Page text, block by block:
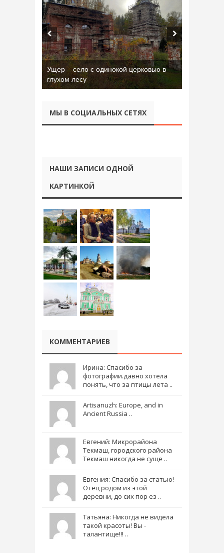
Ущер – село с одинокой церковью в
глухом лесу
МЫ В СОЦИАЛЬНЫХ СЕТЯХ
НАШИ ЗАПИСИ ОДНОЙ
КАРТИНКОЙ
КОММЕНТАРИЕВ
Ирина: Спасибо за
фотографии.давно хотела
понять, что за птицы лета ..
Artisanuzh: Europe, and in
Ancient Russia ..
Евгений: Микрорайона
Текмаш, городского района
Текмаш никогда не суще ..
Евгения: Спасибо за статью!
Отец родом из этой
деревни, до сих пор ез ..
Татьяна: Никогда не видела
такой красоты! Вы -
талантище!!! ..